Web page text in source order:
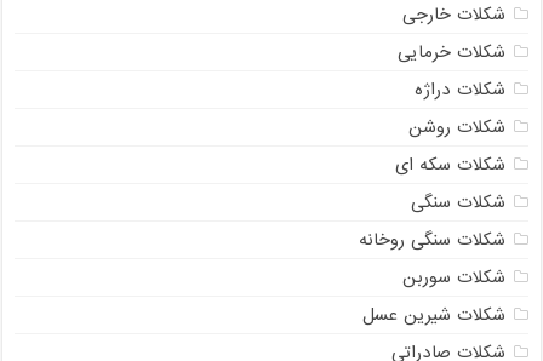
شکلات خارجی
شکلات خرمایی
شکلات دراژه
شکلات روشن
شکلات سکه ای
شکلات سنگی
شکلات سنگی روخانه
شکلات سوربن
شکلات شیرین عسل
شکلات صادراتی